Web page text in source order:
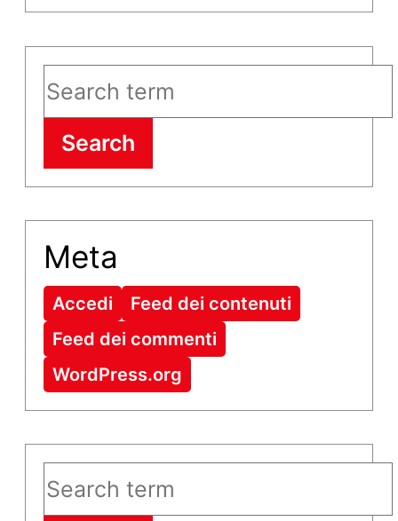
Search
Meta
Accedi
Feed dei contenuti
Feed dei commenti
WordPress.org